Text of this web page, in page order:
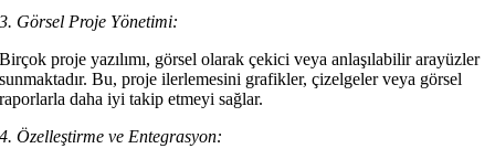
3. Görsel Proje Yönetimi:
Birçok proje yazılımı, görsel olarak çekici veya anlaşılabilir arayüzler
sunmaktadır. Bu, proje ilerlemesini grafikler, çizelgeler veya görsel
raporlarla daha iyi takip etmeyi sağlar.
4. Özelleştirme ve Entegrasyon: